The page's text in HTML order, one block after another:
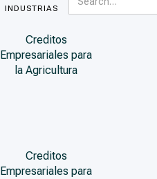
INDUSTRIAS
Creditos
Empresariales para
la Agricultura
Creditos
Empresariales para